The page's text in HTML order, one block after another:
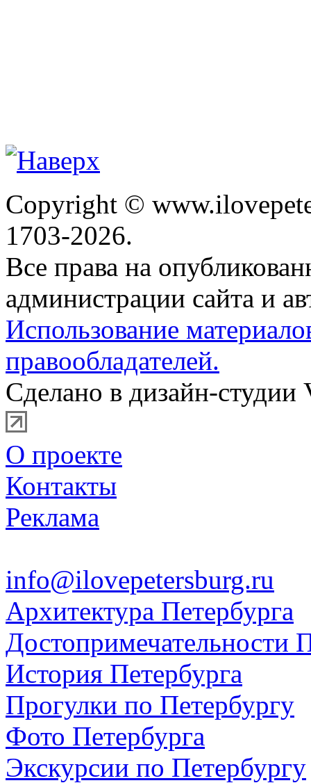
Copyright ©
1703-2026.
Все права на
администрации сайта и
Использование
правообладателей.
Сделано в дизайн-студии
О проекте
Контакты
Реклама
info@ilovepetersburg.ru
Архитектура Петербурга
Достопримечательности
История Петербурга
Прогулки по Петербургу
Фото Петербурга
Экскурсии по Петербургу